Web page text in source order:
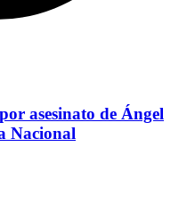
asesinato de Ángel
Nacional